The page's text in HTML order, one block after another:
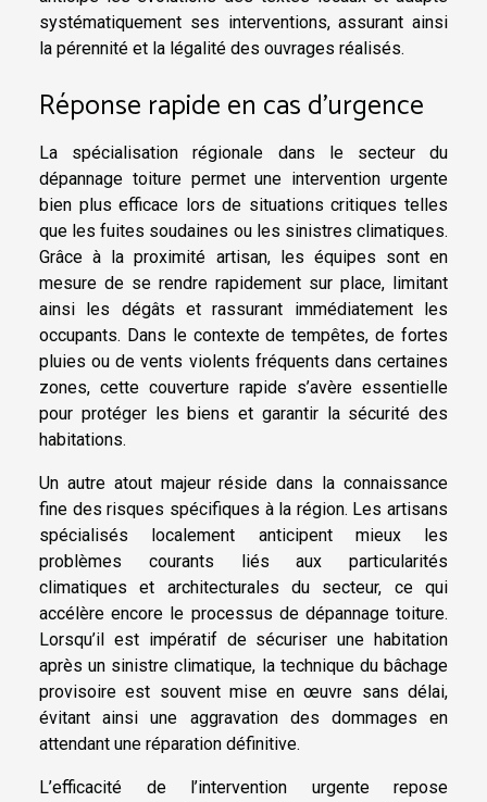
systématiquement ses interventions, assurant ainsi
la pérennité et la légalité des ouvrages réalisés.
Réponse rapide en cas d’urgence
La spécialisation régionale dans le secteur du
dépannage toiture permet une intervention urgente
bien plus efficace lors de situations critiques telles
que les fuites soudaines ou les sinistres climatiques.
Grâce à la proximité artisan, les équipes sont en
mesure de se rendre rapidement sur place, limitant
ainsi les dégâts et rassurant immédiatement les
occupants. Dans le contexte de tempêtes, de fortes
pluies ou de vents violents fréquents dans certaines
zones, cette couverture rapide s’avère essentielle
pour protéger les biens et garantir la sécurité des
habitations.
Un autre atout majeur réside dans la connaissance
fine des risques spécifiques à la région. Les artisans
spécialisés localement anticipent mieux les
problèmes courants liés aux particularités
climatiques et architecturales du secteur, ce qui
accélère encore le processus de dépannage toiture.
Lorsqu’il est impératif de sécuriser une habitation
après un sinistre climatique, la technique du bâchage
provisoire est souvent mise en œuvre sans délai,
évitant ainsi une aggravation des dommages en
attendant une réparation définitive.
L’efficacité de l’intervention urgente repose